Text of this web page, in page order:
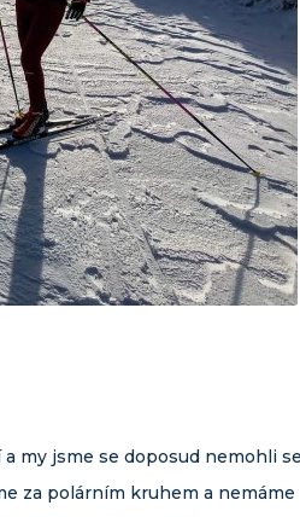
my jsme se doposud nemohli
za polárním kruhem a nemáme